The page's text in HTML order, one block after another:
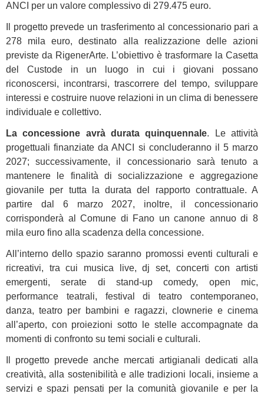
ANCI per un valore complessivo di 279.475 euro.
Il progetto prevede un trasferimento al concessionario pari a
278 mila euro, destinato alla realizzazione delle azioni
previste da RigenerArte. L’obiettivo è trasformare la Casetta
del Custode in un luogo in cui i giovani possano
riconoscersi, incontrarsi, trascorrere del tempo, sviluppare
interessi e costruire nuove relazioni in un clima di benessere
individuale e collettivo.
La concessione avrà durata quinquennale. Le attività
progettuali finanziate da ANCI si concluderanno il 5 marzo
2027; successivamente, il concessionario sarà tenuto a
mantenere le finalità di socializzazione e aggregazione
giovanile per tutta la durata del rapporto contrattuale. A
partire dal 6 marzo 2027, inoltre, il concessionario
corrisponderà al Comune di Fano un canone annuo di 8
mila euro fino alla scadenza della concessione.
All’interno dello spazio saranno promossi eventi culturali e
ricreativi, tra cui musica live, dj set, concerti con artisti
emergenti, serate di stand-up comedy, open mic,
performance teatrali, festival di teatro contemporaneo,
danza, teatro per bambini e ragazzi, clownerie e cinema
all’aperto, con proiezioni sotto le stelle accompagnate da
momenti di confronto su temi sociali e culturali.
Il progetto prevede anche mercati artigianali dedicati alla
creatività, alla sostenibilità e alle tradizioni locali, insieme a
servizi e spazi pensati per la comunità giovanile e per la